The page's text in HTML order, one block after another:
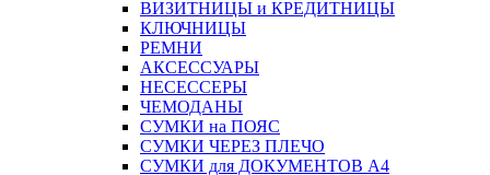
ВИЗИТНИЦЫ и КРЕДИТНИЦЫ
КЛЮЧНИЦЫ
РЕМНИ
АКСЕССУАРЫ
НЕСЕССЕРЫ
ЧЕМОДАНЫ
СУМКИ на ПОЯС
СУМКИ ЧЕРЕЗ ПЛЕЧО
СУМКИ для ДОКУМЕНТОВ А4